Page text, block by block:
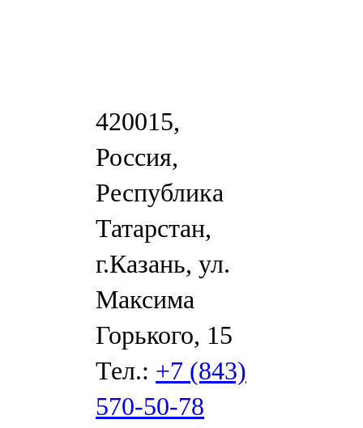
420015,
Россия,
Республика
Татарстан,
г.Казань, ул.
Максима
Горького, 15
Тел.: +7 (843)
570-50-78